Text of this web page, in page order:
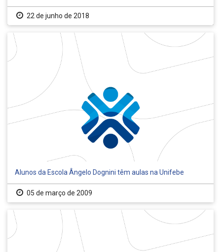
22 de junho de 2018
Alunos da Escola Ângelo Dognini têm aulas na Unifebe
05 de março de 2009